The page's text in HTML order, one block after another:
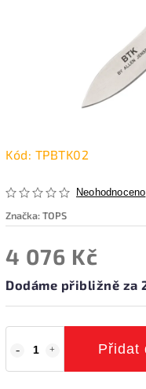
Kód: TPBTK02
Neohodnoceno
Značka:TOPS
4 076 Kč
Dodáme přibližně za
Přidat